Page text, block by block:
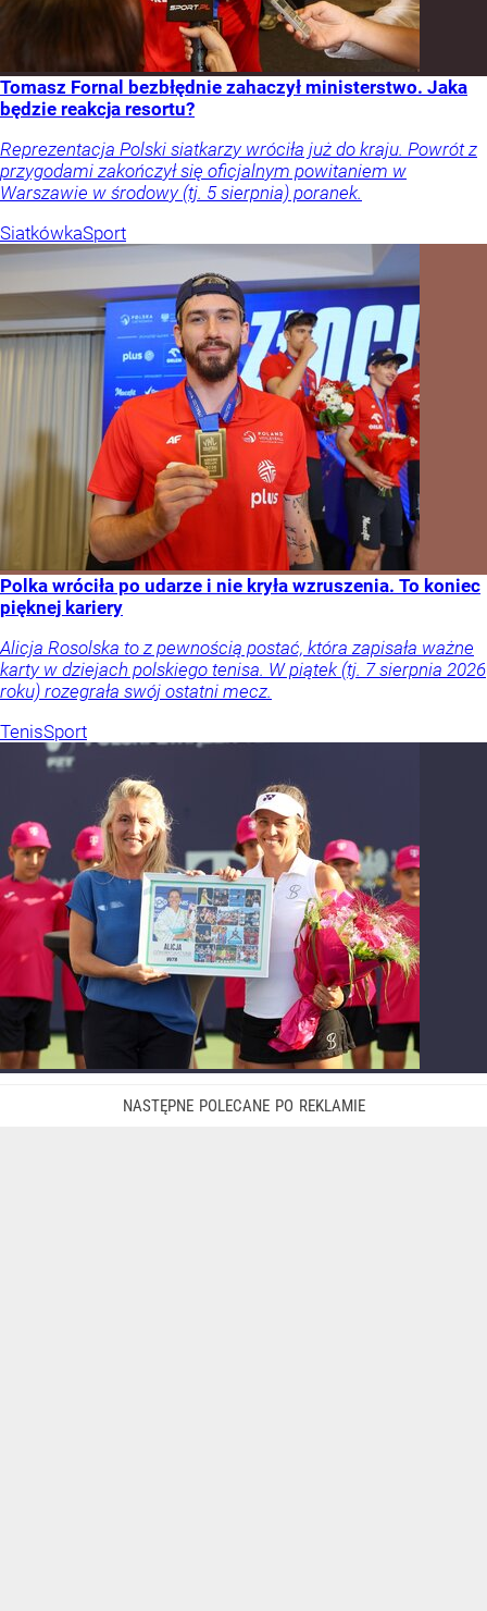
Tomasz Fornal bezbłędnie zahaczył ministerstwo. Jaka
będzie reakcja resortu?
Reprezentacja Polski siatkarzy wróciła już do kraju. Powrót z
przygodami zakończył się oficjalnym powitaniem w
Warszawie w środowy (tj. 5 sierpnia) poranek.
SiatkówkaSport
Polka wróciła po udarze i nie kryła wzruszenia. To koniec
pięknej kariery
Alicja Rosolska to z pewnością postać, która zapisała ważne
karty w dziejach polskiego tenisa. W piątek (tj. 7 sierpnia 2026
roku) rozegrała swój ostatni mecz.
TenisSport